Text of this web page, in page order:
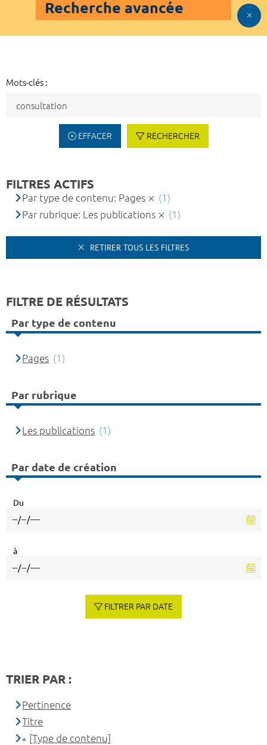
Recherche avancée
Mots-clés :
EFFACER RECHERCHER
FILTRES ACTIFS
Par type de contenu: Pages
(1)
Par rubrique: Les publications
(1)
RETIRER TOUS LES FILTRES
FILTRE DE RÉSULTATS
Par type de contenu
Pages (1)
Par rubrique
Les publications (1)
Par date de création
Du
à
FILTRER PAR DATE
TRIER PAR :
Pertinence
Titre
[Type de contenu]